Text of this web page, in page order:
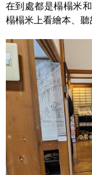
在到處都是榻榻米
榻榻米上看繪本、聽